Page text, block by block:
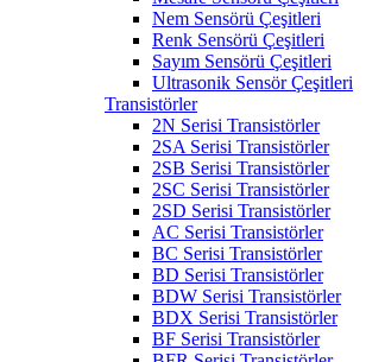
Nem Sensörü Çeşitleri
Renk Sensörü Çeşitleri
Sayım Sensörü Çeşitleri
Ultrasonik Sensör Çeşitleri
Transistörler
2N Serisi Transistörler
2SA Serisi Transistörler
2SB Serisi Transistörler
2SC Serisi Transistörler
2SD Serisi Transistörler
AC Serisi Transistörler
BC Serisi Transistörler
BD Serisi Transistörler
BDW Serisi Transistörler
BDX Serisi Transistörler
BF Serisi Transistörler